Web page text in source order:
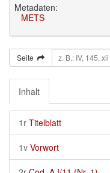
Metadaten:
METS
Seite
Inhalt
1r Titelblatt
1v Vorwort